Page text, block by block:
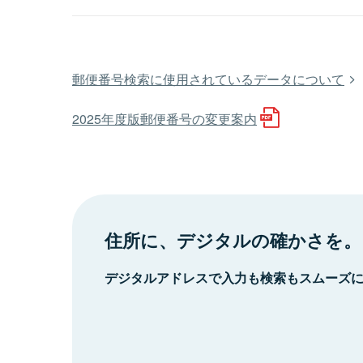
郵便番号検索に使用されているデータについて
2025年度版郵便番号の変更案内
住所に、デジタルの確かさを。
デジタルアドレスで入力も検索もスムーズ